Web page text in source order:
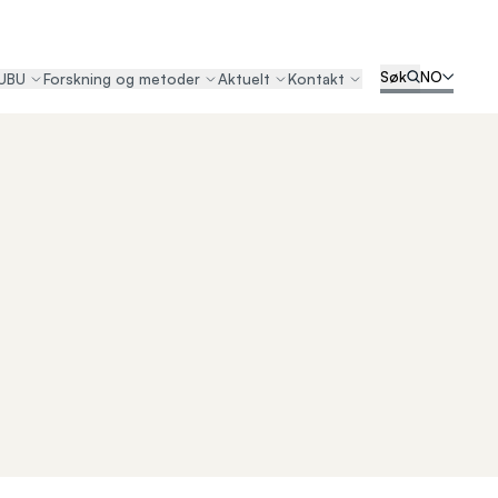
Forskning og metoder Aktuelt Kontakt Søk NO